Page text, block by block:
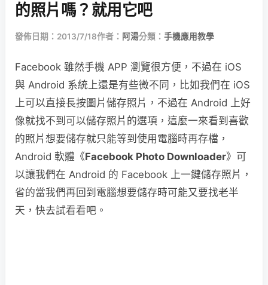
的照片嗎？就用它吧
發佈日期：2013/7/18作者： 阿湯分類： 手機應用教學
Facebook 雖然手機 APP 瀏覽很方便，不過在 iOS
與 Android 系統上還是有些微不同，比如我們在 iOS
上可以直接長按圖片儲存照片，不過在 Android 上好
像就找不到可以儲存照片的選項，這麼一來看到喜歡
的照片想要儲存就只能等到使用電腦時再存檔，
Android 軟體《Facebook Photo Downloader》可
以讓我們在 Android 的 Facebook 上一鍵儲存照片，
省的當我們再回到電腦想要儲存時可能又要找老半
天，快去試看看吧。